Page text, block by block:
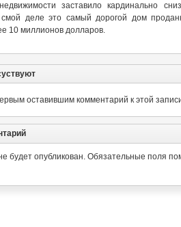
заставило кардинально
смой деле это самый дорогой дом
10 миллионов долларов.
оставившим комментарий к этой
будет опубликован. Обязательные поля